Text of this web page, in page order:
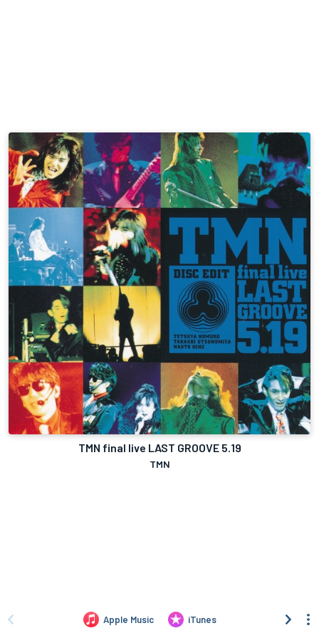
TMN final live LAST GROOVE 5.19
TMN
Apple Music iTunes